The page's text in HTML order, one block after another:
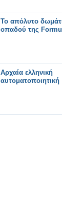
Το απόλυτο
οπαδού της
Αρχαία ελληνική
αυτοματοποιητική